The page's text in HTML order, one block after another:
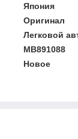
Япония
Оригинал
Легковой
MB891088
Новое